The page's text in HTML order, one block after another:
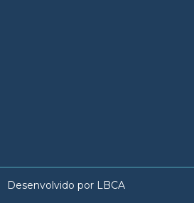
Desenvolvido por LBCA